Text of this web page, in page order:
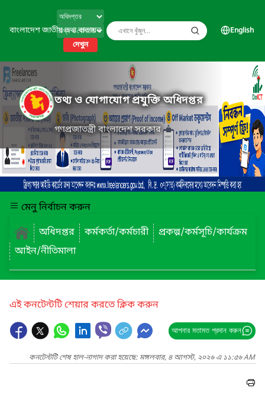
বাংলাদেশ জাতীয় তথ্য বাতায়ন
দেখুন
English
তথ্য ও যোগাযোগ প্রযুক্তি অধিদপ্তর
গণপ্রজাতন্ত্রী বাংলাদেশ সরকার
মেনু নির্বাচন করুন
অধিদপ্তর
কর্মকর্তা/কর্মচারী
প্রকল্প/কর্মসূচি/কার্যক্রম
আইন/নীতিমালা
এই কনটেন্টটি শেয়ার করতে ক্লিক করুন
আপনার মতামত প্রদান করুন
কনটেন্টটি শেষ হাল-নাগাদ করা হয়েছে: মঙ্গলবার, ৪ আগস্ট, ২০২৬ এ ১১:৫৬ AM